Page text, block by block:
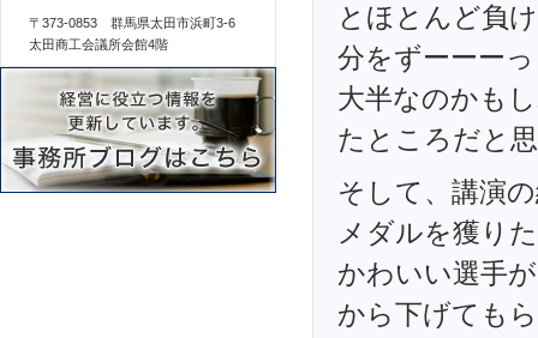
とほとんど負
分をずーーー
大半なのかも
たところだと
そして、講演
メダルを獲り
かわいい選手
から下げても
〒373-0853 群馬県太田市浜町3-6
太田商工会議所会館4階